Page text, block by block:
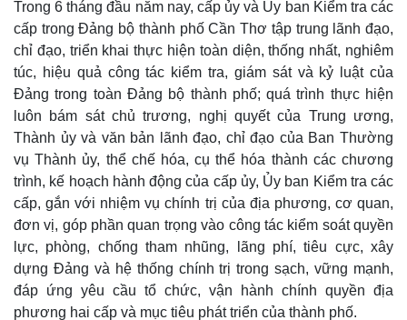
a
y
t
e
a
d
d
3
.
4
%
e
n
g
T
Trong 6 tháng đầu năm nay, cấp ủy và Ủy ban Kiểm tra các
cấp trong Đảng bộ thành phố Cần Thơ tập trung lãnh đạo,
chỉ đạo, triển khai thực hiện toàn diện, thống nhất, nghiêm
túc, hiệu quả công tác kiểm tra, giám sát và kỷ luật của
Đảng trong toàn Đảng bộ thành phố; quá trình thực hiện
luôn bám sát chủ trương, nghị quyết của Trung ương,
Thành ủy và văn bản lãnh đạo, chỉ đạo của Ban Thường
vụ Thành ủy, thể chế hóa, cụ thể hóa thành các chương
trình, kế hoạch hành động của cấp ủy, Ủy ban Kiểm tra các
cấp, gắn với nhiệm vụ chính trị của địa phương, cơ quan,
đơn vị, góp phần quan trọng vào công tác kiểm soát quyền
lực, phòng, chống tham nhũng, lãng phí, tiêu cực, xây
dựng Đảng và hệ thống chính trị trong sạch, vững mạnh,
đáp ứng yêu cầu tổ chức, vận hành chính quyền địa
phương hai cấp và mục tiêu phát triển của thành phố.